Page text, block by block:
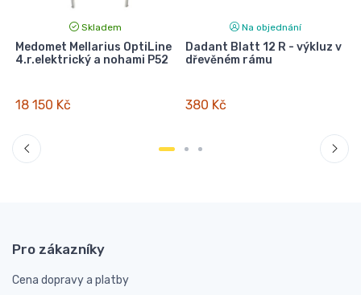
Skladem
Medomet Mellarius OptiLine
4.r.elektrický a nohami P52
18 150 Kč
Na objednání
Dadant Blatt 12 R - výkluz v
dřevěném rámu
380 Kč
Pro zákazníky
Cena dopravy a platby